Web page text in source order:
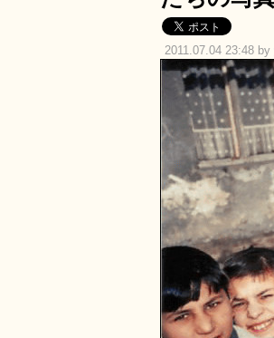
2011.07.04 23:48 by